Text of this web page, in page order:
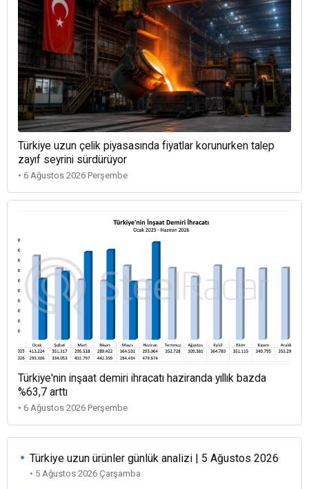
Türkiye uzun çelik piyasasında fiyatlar korunurken talep
zayıf seyrini sürdürüyor
• 6 Ağustos 2026 Perşembe
Türkiye'nin inşaat demiri ihracatı haziranda yıllık bazda
%63,7 arttı
• 6 Ağustos 2026 Perşembe
Türkiye uzun ürünler günlük analizi | 5 Ağustos 2026
• 5 Ağustos 2026 Çarşamba